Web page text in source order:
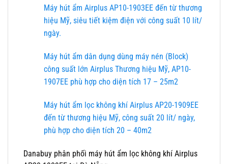
Máy hút ẩm Airplus AP10-1903EE đến từ thương
hiệu Mỹ, siêu tiết kiệm điện với công suất 10 lít/
ngày.
Máy hút ẩm dân dụng dùng máy nén (Block)
công suất lớn Airplus Thương hiệu Mỹ, AP10-
1907EE phù hợp cho diện tích 17 – 25m2
Máy hút ẩm lọc không khí Airplus AP20-1909EE
đến từ thương hiệu Mỹ, công suất 20 lít/ ngày,
phù hợp cho diện tích 20 – 40m2
Danabuy phân phối máy hút ẩm lọc không khí Airplus